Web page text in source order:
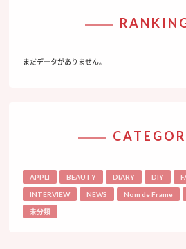
まだデータがありません。
APPLI BEAUTY DIARY DIY
INTERVIEW NEWS Nom de Frame
未分類